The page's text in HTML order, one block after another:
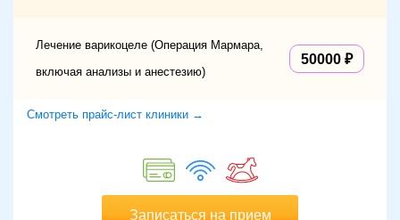
Лечение варикоцеле (Операция Мармара,
включая анализы и анестезию)
50000
Смотреть прайс-лист клиники →
Записаться на прием